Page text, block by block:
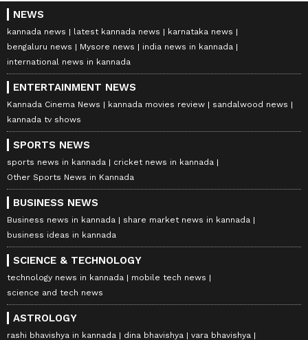
NEWS
kannada news latest kannada news
karnataka news
bengaluru news
Mysore news
india news in kannada
international news in kannada
ENTERTAINMENT NEWS
Kannada Cinema News kannada movies review
sandalwood news
kannada tv shows
SPORTS NEWS
sports news in kannada
cricket news in kannada
Other Sports News in Kannada
BUSINESS NEWS
Business news in kannada
share market news in kannada
business ideas in kannada
SCIENCE & TECHNOLOGY
technology news in kannada
mobile tech news
science and tech news
ASTROLOGY
rashi bhavishya in kannada dina bhavishya
vara bhavishya